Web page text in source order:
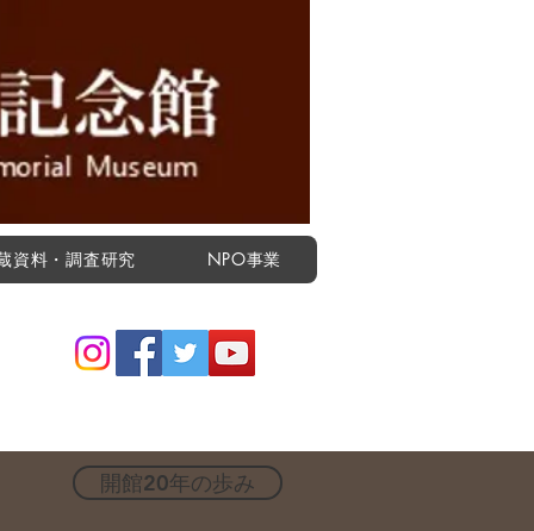
資料・調査研究 NPO事業
開館20年の歩み